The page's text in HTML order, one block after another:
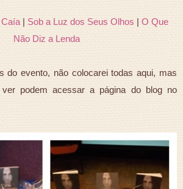
|Sob a Luz dos Seus Olhos| O Que
Não Diz a Lenda
do evento, não colocarei todas aqui, mas
podem acessar a página do blog no